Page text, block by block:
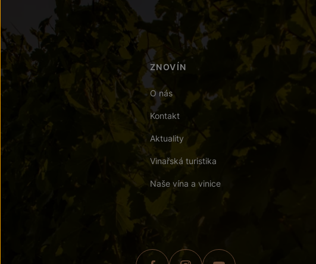
ZNOVÍN
O nás
Kontakt
Aktuality
Vinařská turistika
Naše vína a vinice